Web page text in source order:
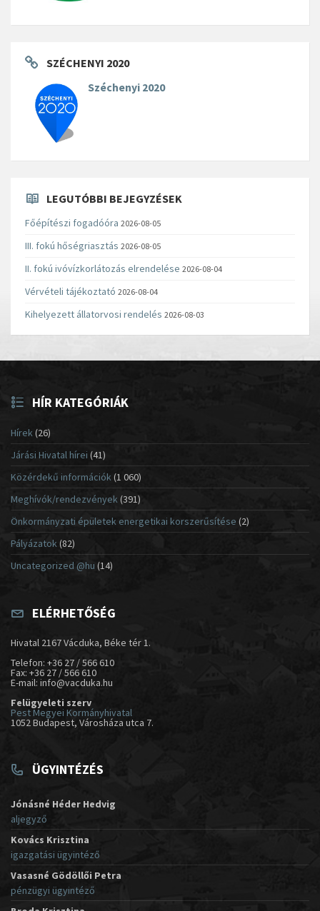
SZÉCHENYI 2020
Széchenyi 2020
LEGUTÓBBI BEJEGYZÉSEK
Főépítészi fogadóóra 2026-08-05
III. fokú hőségriasztás 2026-08-05
II. fokú ivóvízkorlátozás elrendelése 2026-08-04
Vérvételi tájékoztató 2026-08-04
Kihelyezett állatorvosi rendelés 2026-08-03
HÍR KATEGÓRIÁK
Hírek(26)
Járási Hivatal hírei (41)
Közérdekű információk(1 060)
Meghívók/rendezvények (391)
Önkormányzati épületek energetikai korszerűsítése (2)
Pályázatok (82)
Uncategorized @hu (14)
ELÉRHETŐSÉG
Hivatal 2167 Vácduka, Béke tér 1.
Telefon: +36 27 / 566 610
Fax: +36 27 / 566 610
E-mail: info@vacduka.hu
Felügyeleti szerv
Pest Megyei Kormányhivatal
1052 Budapest, Városháza utca 7.
ÜGYINTÉZÉS
Jónásné Héder Hedvig
aljegyző
Kovács Krisztina
igazgatási ügyintéző
Vasasné Gödöllői Petra
pénzügyi ügyintéző